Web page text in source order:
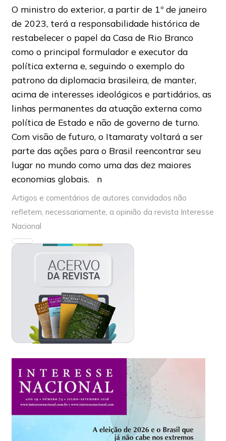
O ministro do exterior, a partir de 1º de janeiro
de 2023, terá a responsabilidade histórica de
restabelecer o papel da Casa de Rio Branco
como o principal formulador e executor da
política externa e, seguindo o exemplo do
patrono da diplomacia brasileira, de manter,
acima de interesses ideológicos e partidários, as
linhas permanentes da atuação externa como
política de Estado e não de governo de turno.
Com visão de futuro, o Itamaraty voltará a ser
parte das ações para o Brasil reencontrar seu
lugar no mundo como uma das dez maiores
economias globais. n
Artigos e comentários de autores convidados não
refletem, necessariamente, a opinião da revista Interesse
Nacional